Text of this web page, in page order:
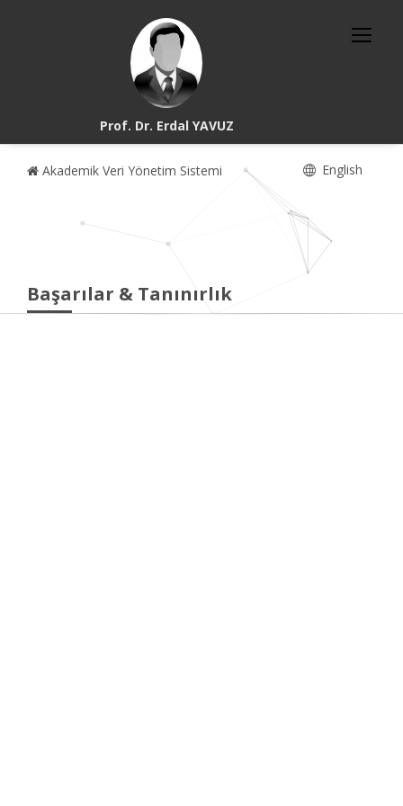
Prof. Dr. Erdal YAVUZ
Akademik Veri Yönetim Sistemi English
Başarılar & Tanınırlık